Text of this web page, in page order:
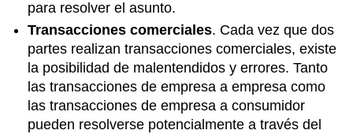
para resolver el asunto.
Transacciones comerciales. Cada vez que dos
partes realizan transacciones comerciales, existe
la posibilidad de malentendidos y errores. Tanto
las transacciones de empresa a empresa como
las transacciones de empresa a consumidor
pueden resolverse potencialmente a través del